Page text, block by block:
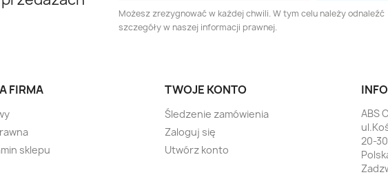
Możesz zrezygnować w każdej chwili. W tym celu należy odnaleźć
szczegóły w naszej informacji prawnej.
FIRMA
sklepu
TWOJE KONTO
Śledzenie zamówienia
Zaloguj się
Utwórz konto
ABS
20-